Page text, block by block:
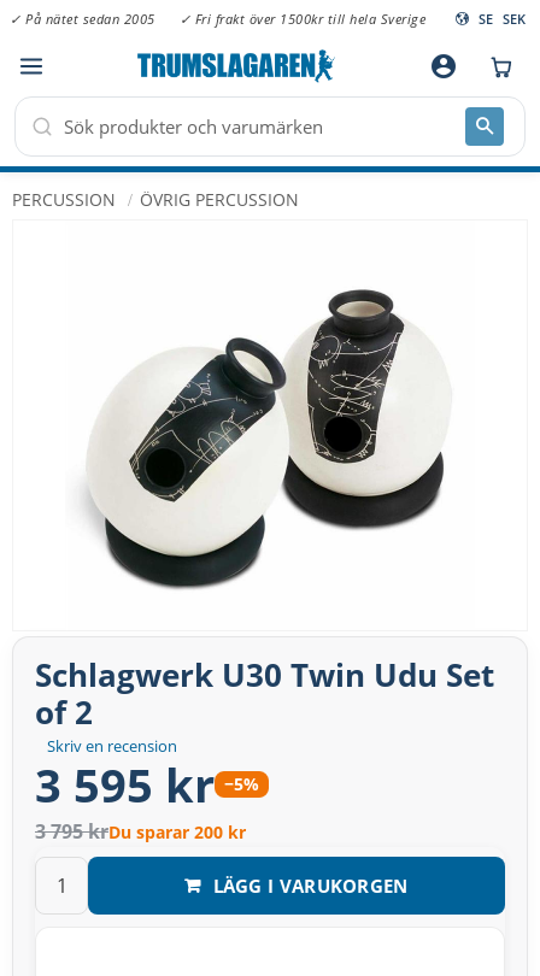
Meny
✓ På nätet sedan 2005 ✓ Fri frakt över 1500kr till hela Sverige SE SEK
account_circle
PERCUSSION ÖVRIG PERCUSSION
Skriv en recension
Schlagwerk U30 Twin Udu Set
of 2
3 595 kr −5%
3 795 krDu sparar 200 kr
LÄGG I VARUKORGEN